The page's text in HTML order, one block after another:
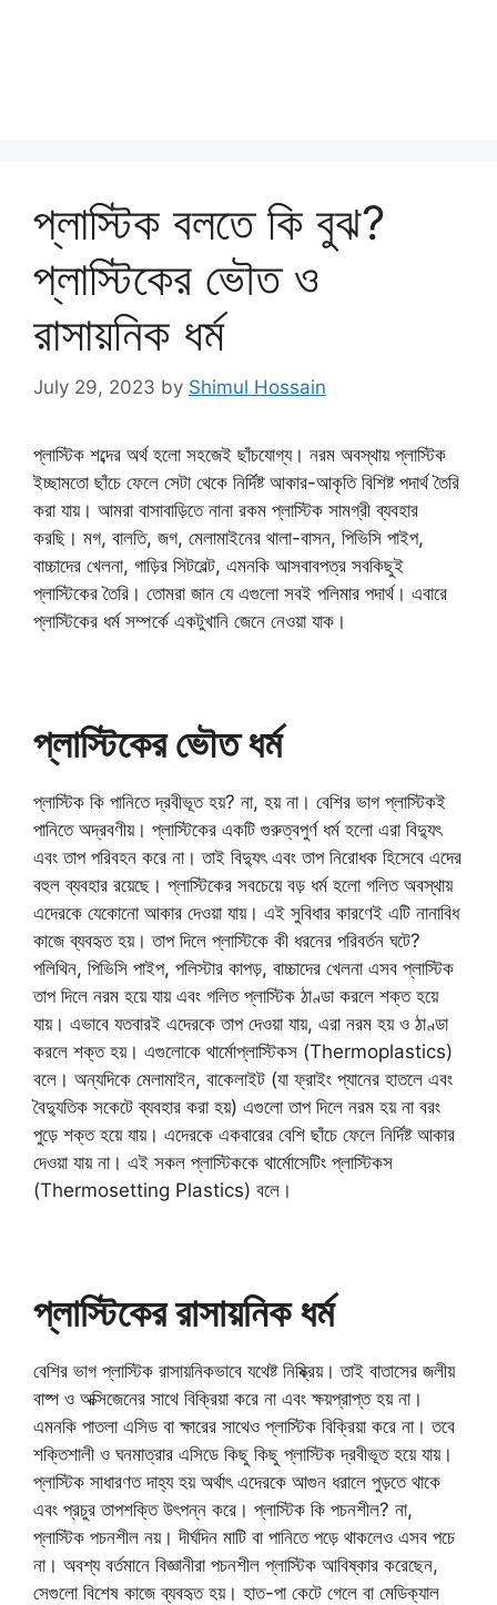
প্লাস্টিক বলতে কি বুঝ?
প্লাস্টিকের ভৌত ও
রাসায়নিক ধর্ম
July 29, 2023 by Shimul Hossain
প্লাস্টিক শব্দের অর্থ হলো সহজেই ছাঁচযোগ্য। নরম অবস্থায় প্লাস্টিক
ইচ্ছামতো ছাঁচে ফেলে সেটা থেকে নির্দিষ্ট আকার-আকৃতি বিশিষ্ট পদার্থ তৈরি
করা যায়। আমরা বাসাবাড়িতে নানা রকম প্লাস্টিক সামগ্রী ব্যবহার
করছি। মগ, বালতি, জগ, মেলামাইনের থালা-বাসন, পিভিসি পাইপ,
বাচ্চাদের খেলনা, গাড়ির সিটবেল্ট, এমনকি আসবাবপত্র সবকিছুই
প্লাস্টিকের তৈরি। তোমরা জান যে এগুলো সবই পলিমার পদার্থ। এবারে
প্লাস্টিকের ধর্ম সম্পর্কে একটুখানি জেনে নেওয়া যাক।
প্লাস্টিকের ভৌত ধর্ম
প্লাস্টিক কি পানিতে দ্রবীভূত হয়? না, হয় না। বেশির ভাগ প্লাস্টিকই
পানিতে অদ্রবণীয়। প্লাস্টিকের একটি গুরুত্বপুর্ণ ধর্ম হলো এরা বিদ্যুৎ
এবং তাপ পরিবহন করে না। তাই বিদ্যুৎ এবং তাপ নিরোধক হিসেবে এদের
বহুল ব্যবহার রয়েছে। প্লাস্টিকের সবচেয়ে বড় ধর্ম হলো গলিত অবস্থায়
এদেরকে যেকোনো আকার দেওয়া যায়। এই সুবিধার কারণেই এটি নানাবিধ
কাজে ব্যবহৃত হয়। তাপ দিলে প্লাস্টিকে কী ধরনের পরিবর্তন ঘটে?
পলিথিন, পিভিসি পাইপ, পলিস্টার কাপড়, বাচ্চাদের খেলনা এসব প্লাস্টিক
তাপ দিলে নরম হয়ে যায় এবং গলিত প্লাস্টিক ঠাণ্ডা করলে শক্ত হয়ে
যায়। এভাবে যতবারই এদেরকে তাপ দেওয়া যায়, এরা নরম হয় ও ঠাণ্ডা
করলে শক্ত হয়। এগুলোকে থার্মোপ্লাস্টিকস (Thermoplastics)
বলে। অন্যদিকে মেলামাইন, বাকেলাইট (যা ফ্রাইং প্যানের হাতলে এবং
বৈদ্যুতিক সকেটে ব্যবহার করা হয়) এগুলো তাপ দিলে নরম হয় না বরং
পুড়ে শক্ত হয়ে যায়। এদেরকে একবারের বেশি ছাঁচে ফেলে নির্দিষ্ট আকার
দেওয়া যায় না। এই সকল প্লাস্টিককে থার্মোসেটিং প্লাস্টিকস
(Thermosetting Plastics) বলে।
প্লাস্টিকের রাসায়নিক ধর্ম
বেশির ভাগ প্লাস্টিক রাসায়নিকভাবে যথেষ্ট নিষ্ক্রিয়। তাই বাতাসের জলীয়
বাষ্প ও অক্সিজেনের সাথে বিক্রিয়া করে না এবং ক্ষয়প্রাপ্ত হয় না।
এমনকি পাতলা এসিড বা ক্ষারের সাথেও প্লাস্টিক বিক্রিয়া করে না। তবে
শক্তিশালী ও ঘনমাত্রার এসিডে কিছু কিছু প্লাস্টিক দ্রবীভূত হয়ে যায়।
প্লাস্টিক সাধারণত দাহ্য হয় অর্থাৎ এদেরকে আগুন ধরালে পুড়তে থাকে
এবং প্রচুর তাপশক্তি উৎপন্ন করে। প্লাস্টিক কি পচনশীল? না,
প্লাস্টিক পচনশীল নয়। দীর্ঘদিন মাটি বা পানিতে পড়ে থাকলেও এসব পচে
না। অবশ্য বর্তমানে বিজ্ঞানীরা পচনশীল প্লাস্টিক আবিষ্কার করেছেন,
সেগুলো বিশেষ কাজে ব্যবহৃত হয়। হাত-পা কেটে গেলে বা মেডিক্যাল